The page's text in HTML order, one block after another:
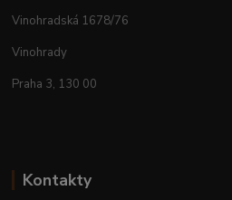
Vinohradská 1678/76
Vinohrady
Praha 3, 130 00
Kontakty